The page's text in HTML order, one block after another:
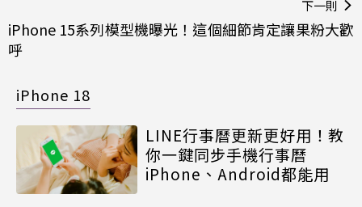
下一則
iPhone 15系列模型機曝光！這個細節肯定讓果粉大歡
呼
iPhone 18
LINE行事曆更新更好用！教
你一鍵同步手機行事曆
iPhone、Android都能用